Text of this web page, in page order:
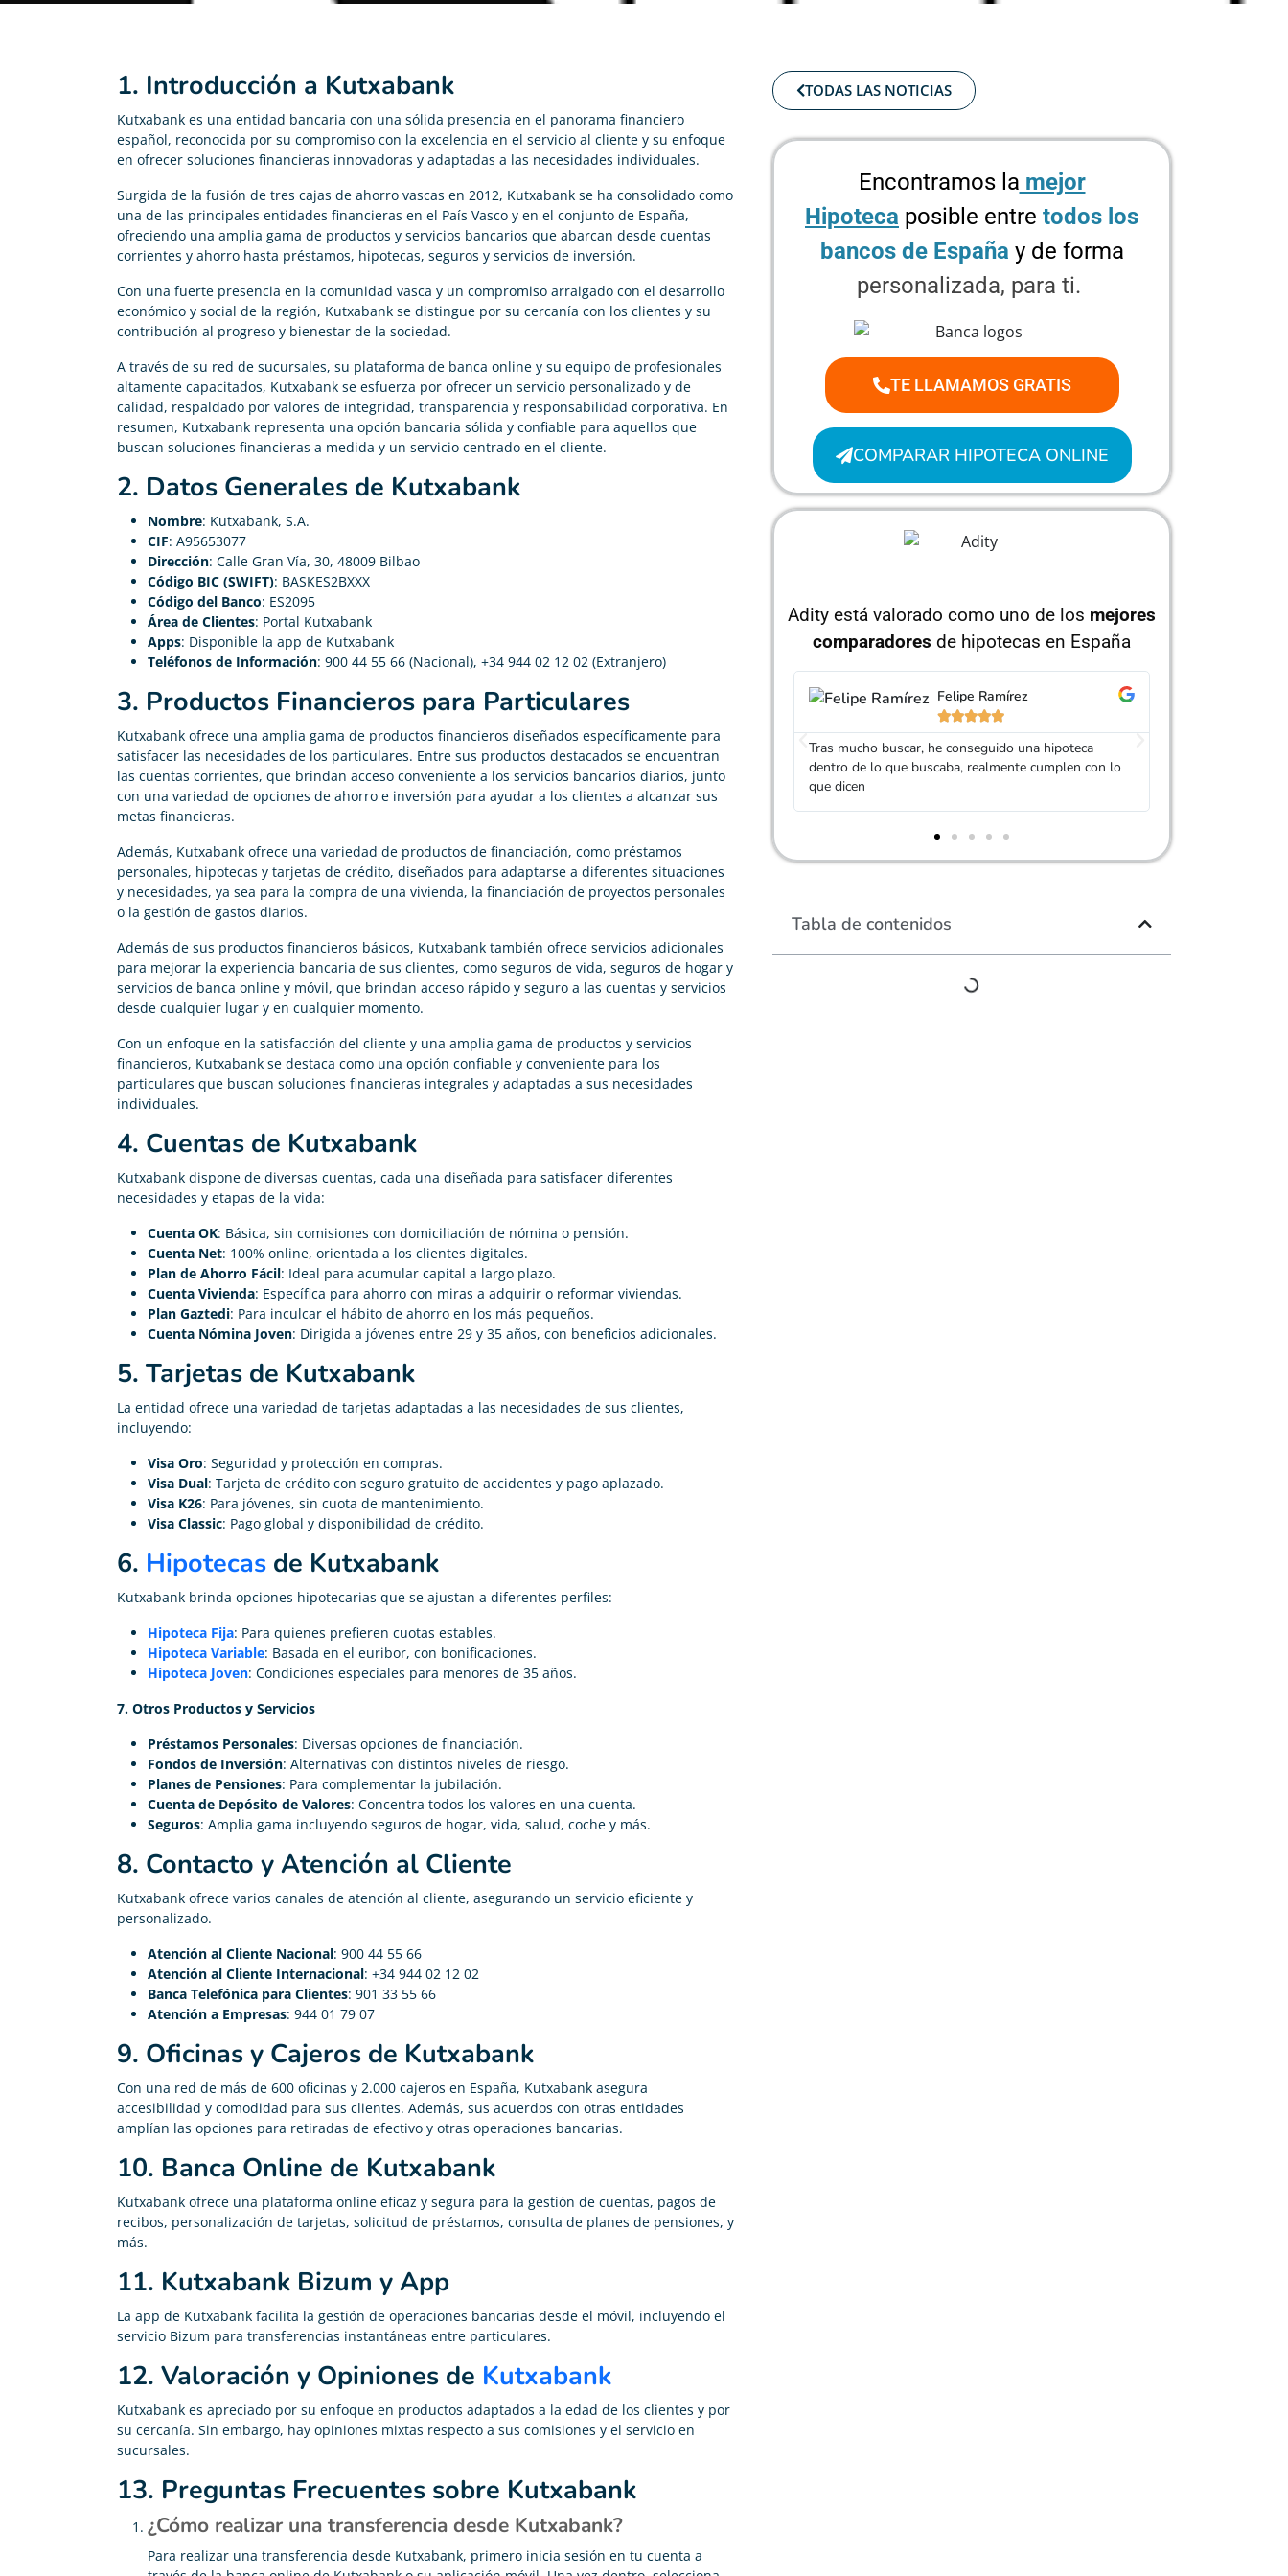
1. Introducción a Kutxabank
Kutxabank es una entidad bancaria con una sólida presencia en el panorama financiero
español, reconocida por su compromiso con la excelencia en el servicio al cliente y su enfoque
en ofrecer soluciones financieras innovadoras y adaptadas a las necesidades individuales.
Surgida de la fusión de tres cajas de ahorro vascas en 2012, Kutxabank se ha consolidado como
una de las principales entidades financieras en el País Vasco y en el conjunto de España,
ofreciendo una amplia gama de productos y servicios bancarios que abarcan desde cuentas
corrientes y ahorro hasta préstamos, hipotecas, seguros y servicios de inversión.
Con una fuerte presencia en la comunidad vasca y un compromiso arraigado con el desarrollo
económico y social de la región, Kutxabank se distingue por su cercanía con los clientes y su
contribución al progreso y bienestar de la sociedad.
A través de su red de sucursales, su plataforma de banca online y su equipo de profesionales
altamente capacitados, Kutxabank se esfuerza por ofrecer un servicio personalizado y de
calidad, respaldado por valores de integridad, transparencia y responsabilidad corporativa. En
resumen, Kutxabank representa una opción bancaria sólida y confiable para aquellos que
buscan soluciones financieras a medida y un servicio centrado en el cliente.
2. Datos Generales de Kutxabank
Nombre: Kutxabank, S.A.
CIF: A95653077
Dirección: Calle Gran Vía, 30, 48009 Bilbao
Código BIC (SWIFT): BASKES2BXXX
Código del Banco: ES2095
Área de Clientes: Portal Kutxabank
Apps: Disponible la app de Kutxabank
Teléfonos de Información: 900 44 55 66 (Nacional), +34 944 02 12 02 (Extranjero)
3. Productos Financieros para Particulares
Kutxabank ofrece una amplia gama de productos financieros diseñados específicamente para
satisfacer las necesidades de los particulares. Entre sus productos destacados se encuentran
las cuentas corrientes, que brindan acceso conveniente a los servicios bancarios diarios, junto
con una variedad de opciones de ahorro e inversión para ayudar a los clientes a alcanzar sus
metas financieras.
Además, Kutxabank ofrece una variedad de productos de financiación, como préstamos
personales, hipotecas y tarjetas de crédito, diseñados para adaptarse a diferentes situaciones
y necesidades, ya sea para la compra de una vivienda, la financiación de proyectos personales
o la gestión de gastos diarios.
Además de sus productos financieros básicos, Kutxabank también ofrece servicios adicionales
para mejorar la experiencia bancaria de sus clientes, como seguros de vida, seguros de hogar y
servicios de banca online y móvil, que brindan acceso rápido y seguro a las cuentas y servicios
desde cualquier lugar y en cualquier momento.
Con un enfoque en la satisfacción del cliente y una amplia gama de productos y servicios
financieros, Kutxabank se destaca como una opción confiable y conveniente para los
particulares que buscan soluciones financieras integrales y adaptadas a sus necesidades
individuales.
4. Cuentas de Kutxabank
Kutxabank dispone de diversas cuentas, cada una diseñada para satisfacer diferentes
necesidades y etapas de la vida:
Cuenta OK: Básica, sin comisiones con domiciliación de nómina o pensión.
Cuenta Net: 100% online, orientada a los clientes digitales.
Plan de Ahorro Fácil: Ideal para acumular capital a largo plazo.
Cuenta Vivienda: Específica para ahorro con miras a adquirir o reformar viviendas.
Plan Gaztedi: Para inculcar el hábito de ahorro en los más pequeños.
Cuenta Nómina Joven: Dirigida a jóvenes entre 29 y 35 años, con beneficios adicionales.
5. Tarjetas de Kutxabank
La entidad ofrece una variedad de tarjetas adaptadas a las necesidades de sus clientes,
incluyendo:
Visa Oro: Seguridad y protección en compras.
Visa Dual: Tarjeta de crédito con seguro gratuito de accidentes y pago aplazado.
Visa K26: Para jóvenes, sin cuota de mantenimiento.
Visa Classic: Pago global y disponibilidad de crédito.
6. Hipotecas de Kutxabank
Kutxabank brinda opciones hipotecarias que se ajustan a diferentes perfiles:
Hipoteca Fija: Para quienes prefieren cuotas estables.
Hipoteca Variable: Basada en el euribor, con bonificaciones.
Hipoteca Joven: Condiciones especiales para menores de 35 años.
7. Otros Productos y Servicios
Préstamos Personales: Diversas opciones de financiación.
Fondos de Inversión: Alternativas con distintos niveles de riesgo.
Planes de Pensiones: Para complementar la jubilación.
Cuenta de Depósito de Valores: Concentra todos los valores en una cuenta.
Seguros: Amplia gama incluyendo seguros de hogar, vida, salud, coche y más.
8. Contacto y Atención al Cliente
Kutxabank ofrece varios canales de atención al cliente, asegurando un servicio eficiente y
personalizado.
Atención al Cliente Nacional: 900 44 55 66
Atención al Cliente Internacional: +34 944 02 12 02
Banca Telefónica para Clientes: 901 33 55 66
Atención a Empresas: 944 01 79 07
9. Oficinas y Cajeros de Kutxabank
Con una red de más de 600 oficinas y 2.000 cajeros en España, Kutxabank asegura
accesibilidad y comodidad para sus clientes. Además, sus acuerdos con otras entidades
amplían las opciones para retiradas de efectivo y otras operaciones bancarias.
10. Banca Online de Kutxabank
Kutxabank ofrece una plataforma online eficaz y segura para la gestión de cuentas, pagos de
recibos, personalización de tarjetas, solicitud de préstamos, consulta de planes de pensiones, y
más.
11. Kutxabank Bizum y App
La app de Kutxabank facilita la gestión de operaciones bancarias desde el móvil, incluyendo el
servicio Bizum para transferencias instantáneas entre particulares.
12. Valoración y Opiniones de Kutxabank
Kutxabank es apreciado por su enfoque en productos adaptados a la edad de los clientes y por
su cercanía. Sin embargo, hay opiniones mixtas respecto a sus comisiones y el servicio en
sucursales.
13. Preguntas Frecuentes sobre Kutxabank
¿Cómo realizar una transferencia desde Kutxabank?
Para realizar una transferencia desde Kutxabank, primero inicia sesión en tu cuenta a
TODAS LAS NOTICIAS
Encontramos la mejor
Hipoteca posible entre todos los
bancos de España y de forma
personalizada, para ti.
TE LLAMAMOS GRATIS
COMPARAR HIPOTECA ONLINE
Adity está valorado como uno de los mejores
comparadores de hipotecas en España
Alberto Silvestre
    
Gracias Adity por ayudarme a conseguir mi hipoteca.
Sobre todo a Pedro, el agente que me atendió, fue
muy agradable y atento.
Felipe Ramírez
 
Tras mucho buscar, he conseguido una hipoteca
dentro de lo que buscaba, realmente cumplen con lo
que dicen
Carolina Garcés

El agente de Adity me ofreció varios presupuestos de
diferentes bancos y se dejó la piel para que encontrase
una hipoteca que me convenciera. ¡Chapó!
Tabla de contenidos